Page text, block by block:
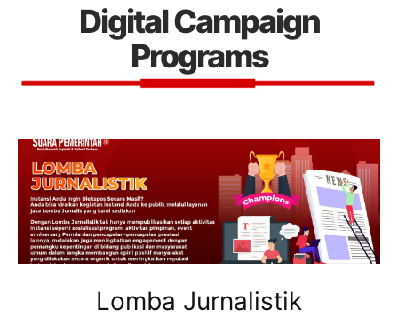
Digital Campaign
Programs
Lomba Jurnalistik